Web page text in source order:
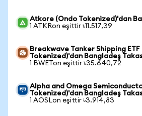
Atkore (Ondo Tokenized)'dan
1 ATKRon eşittir ৳11.517,39
Breakwave Tanker Shipping ETF
Tokenized)'dan Bangladeş
1 BWETon eşittir ৳35.640,72
Alpha and Omega
Tokenized)'dan Bangladeş
1 AOSLon eşittir ৳3.914,83